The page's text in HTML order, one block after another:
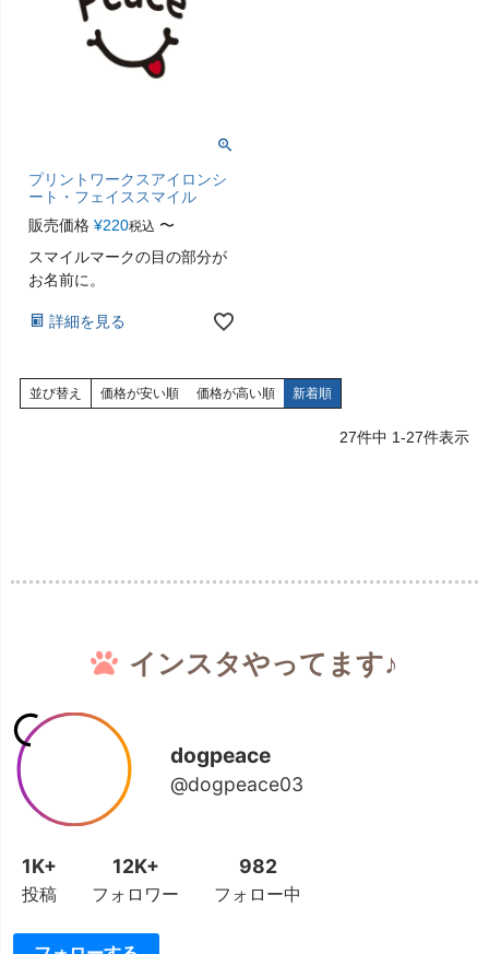
プリントワークスアイロンシ
ート・フェイススマイル
販売価格 ¥220税込 〜
スマイルマークの目の部分が
お名前に。
詳細を見る
並び替え 価格が安い順 価格が高い順 新着順
27件中 1-27件表示
インスタやってます♪